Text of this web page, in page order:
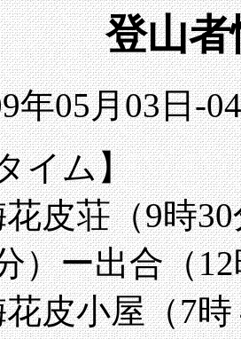
登山者
年05月03日-
イム】
皮荘（9時30
）ー出合（
皮小屋（7時